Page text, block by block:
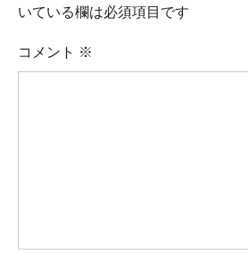
いている欄は必須項目です
コメント ※